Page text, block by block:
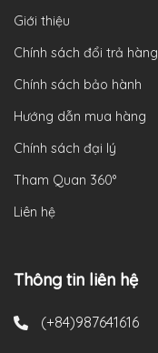
Giới thiệu
Chính sách đổi trả hàng
Chính sách bảo hành
Hướng dẫn mua hàng
Chính sách đại lý
Tham Quan 360°
Liên hệ
Thông tin liên hệ
(+84)987641616